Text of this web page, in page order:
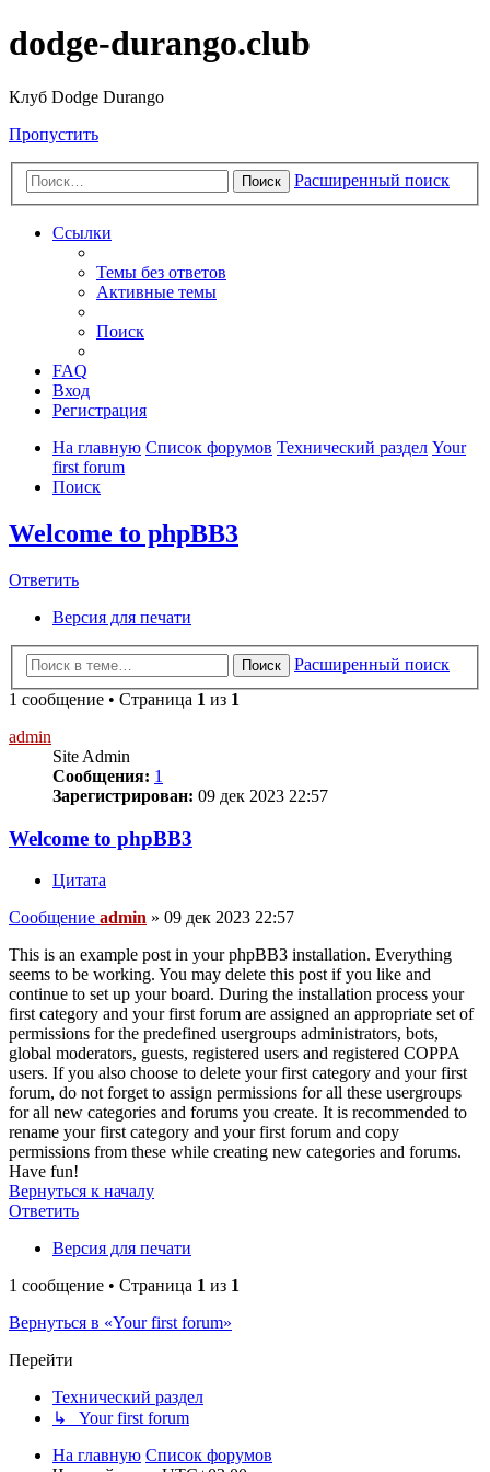
dodge-durango.club
Клуб Dodge Durango
Пропустить
Поиск Расширенный поиск
Ссылки
Темы без ответов
Активные темы
Поиск
FAQ
Вход
Регистрация
На главную Список форумов Технический раздел Your
first forum
Поиск
Welcome to phpBB3
Ответить
Версия для печати
Поиск
Расширенный поиск
1 сообщение • Страница 1 из 1
admin
Site Admin
Сообщения: 1
Зарегистрирован: 09 дек 2023 22:57
Welcome to phpBB3
Цитата
Сообщение admin » 09 дек 2023 22:57
This is an example post in your phpBB3 installation. Everything
seems to be working. You may delete this post if you like and
continue to set up your board. During the installation process your
first category and your first forum are assigned an appropriate set of
permissions for the predefined usergroups administrators, bots,
global moderators, guests, registered users and registered COPPA
users. If you also choose to delete your first category and your first
forum, do not forget to assign permissions for all these usergroups
for all new categories and forums you create. It is recommended to
rename your first category and your first forum and copy
permissions from these while creating new categories and forums.
Have fun!
Вернуться к началу
Ответить
Версия для печати
1 сообщение • Страница 1 из 1
Вернуться в «Your first forum»
Перейти
Технический раздел
↳ Your first forum
На главную Список форумов